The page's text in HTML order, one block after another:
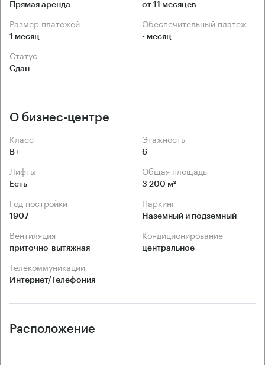
Прямая аренда от 11 месяцев
Размер платежей
1 месяц
Обеспечительный платеж
- месяц
Статус
Сдан
О бизнес-центре
Класс
B+
Этажность
6
Лифты
Есть
Общая площадь
3 200 м²
Год постройки
1907
Паркинг
Наземный и подземный
Вентиляция
приточно-вытяжная
Кондиционирование
центральное
Телекоммуникации
Интернет/Телефония
Расположение